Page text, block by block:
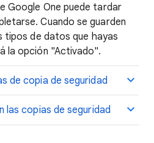
Google One puede tardar
Cuando se guarden
tipos de datos que hayas
la opción "Activado".
de copia de seguridad
las copias de seguridad